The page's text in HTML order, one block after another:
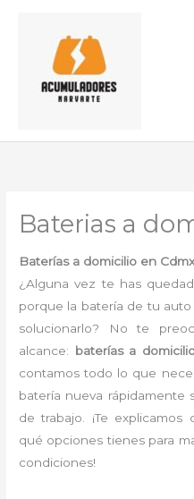
contenido
Baterias a
Baterías a domicilio en
¿Alguna vez te has
porque la batería de tu
solucionarlo? No te
alcance: baterías a
contamos todo lo que
batería nueva
de trabajo. ¡Te
qué opciones tienes para
condiciones!